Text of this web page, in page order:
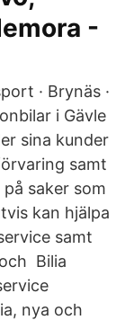
-
· Brynäs ·
i Gävle
sina kunder
samt
saker som
kan hjälpa
samt
Bilia
nya och